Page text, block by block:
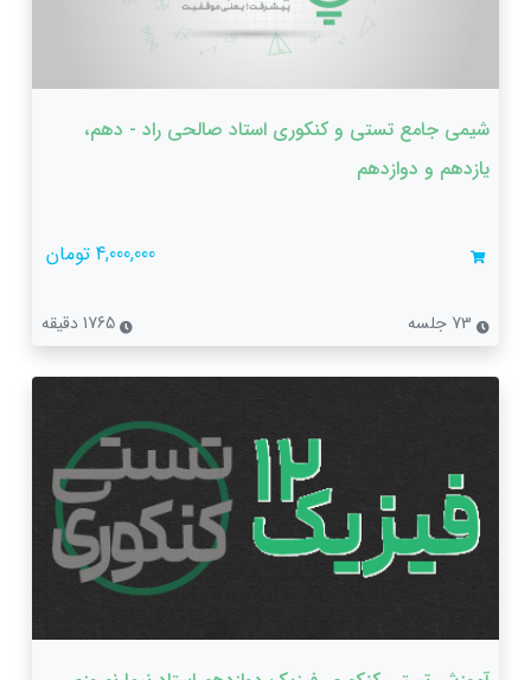
شیمی جامع تستی و کنکوری استاد صالحی راد - دهم،
یازدهم و دوازدهم
4,000,000 تومان